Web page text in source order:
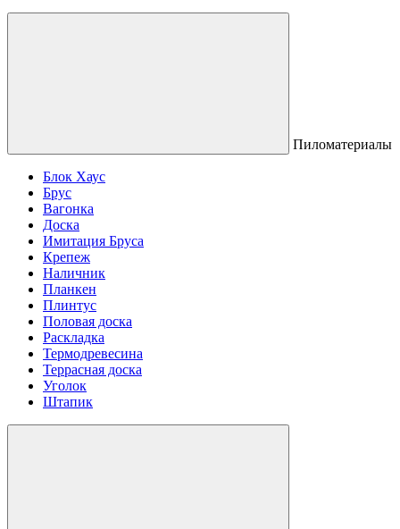
Пиломатериалы
Блок Хаус
Брус
Вагонка
Доска
Имитация Бруса
Крепеж
Наличник
Планкен
Плинтус
Половая доска
Раскладка
Термодревесина
Террасная доска
Уголок
Штапик